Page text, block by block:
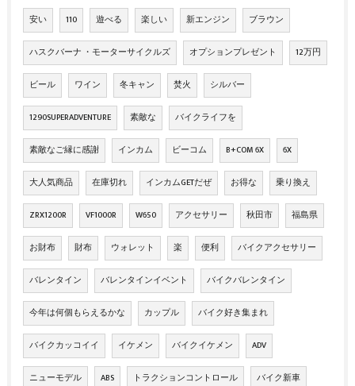
安い 110 遊べる 楽しい 新エンジン ブラウン
ハスクバーナ ・モーターサイクルズ オプションプレゼント 12万円
ビール ワイン 冬キャン 焚火 シルバー
1290SUPERADVENTURE 素敵な バイクライフを
素敵なご縁に感謝 インカム ビーコム B+COM 6X 6X
大人気商品 在庫切れ インカムGETだぜ お得な 乗り換え
ZRX1200R VF1000R W650 アクセサリー 秋田市 福島県
お財布 財布 ウォレット 楽 便利 バイクアクセサリー
バレンタイン バレンタインイベント バイクバレンタイン
今年は何個もらえるかな カップル バイク好き集まれ
バイクカッコイイ イケメン バイクイケメン ADV
ニューモデル ABS トラクションコントロール バイク新車